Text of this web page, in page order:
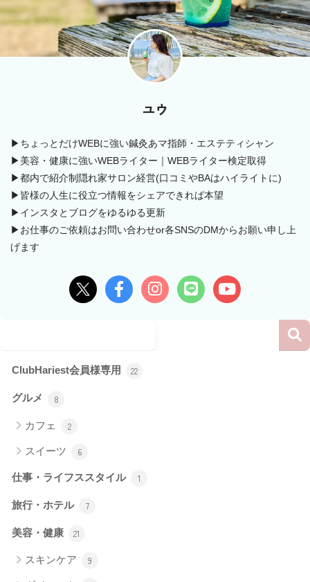
ユウ
▶ちょっとだけWEBに強い鍼灸あマ指師・エステティシャン
▶美容・健康に強いWEBライター｜WEBライター検定取得
▶都内で紹介制隠れ家サロン経営(口コミやBAはハイライトに)
▶皆様の人生に役立つ情報をシェアできれば本望
▶インスタとブログをゆるゆる更新
▶お仕事のご依頼はお問い合わせor各SNSのDMからお願い申し上
げます
ClubHariest会員様専用 22
グルメ 8
カフェ 2
スイーツ 6
仕事・ライフススタイル 1
旅行・ホテル 7
美容・健康 21
スキンケア 9